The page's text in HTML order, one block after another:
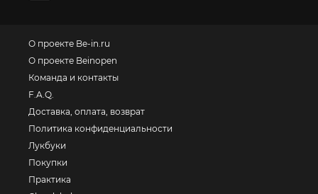
О проекте Be-in.ru
О проекте Beinopen
Команда и контакты
F.A.Q.
Доставка, оплата, возврат
Политика конфиденциальности
Лукбуки
Покупки
Практика